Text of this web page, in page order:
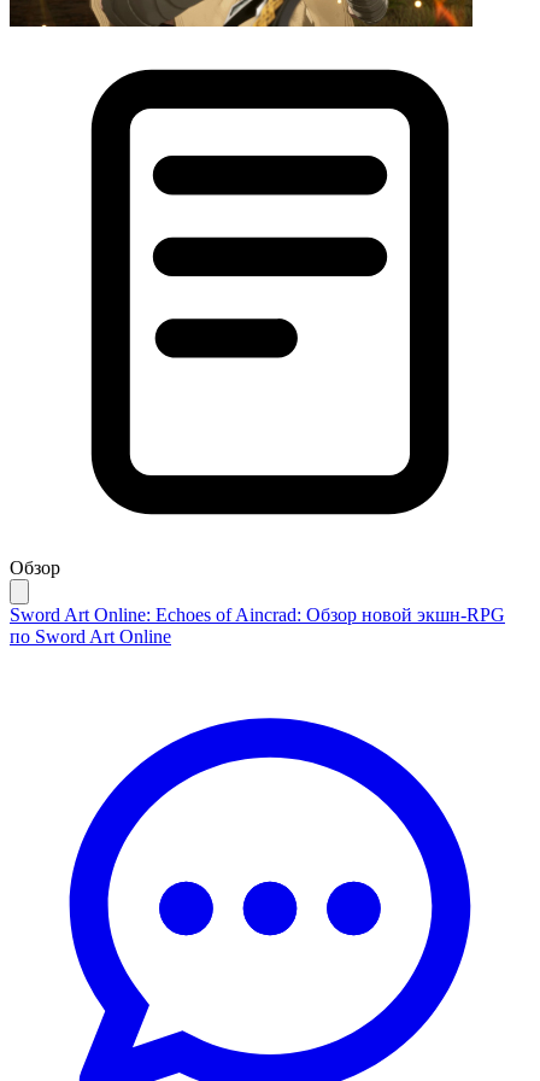
Обзор
Sword Art Online: Echoes of Aincrad: Обзор новой экшн-RPG
по Sword Art Online